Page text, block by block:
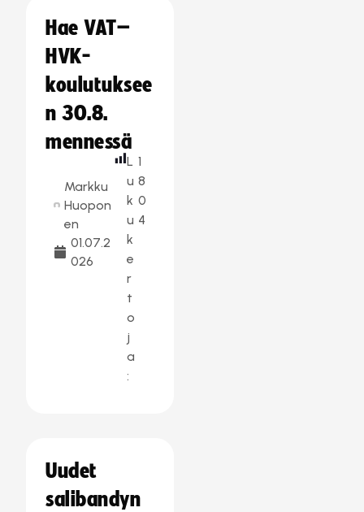
Hae VAT–
HVK-
koulutuksee
n 30.8.
mennessä
Markku
Huopon
en
01.07.2
026
L
u
k
u
k
e
r
t
o
j
a
:
1
8
0
4
Uudet
salibandyn